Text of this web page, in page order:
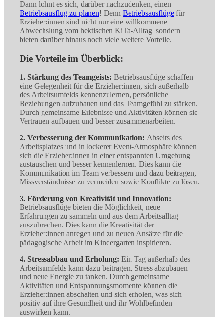
telefonisch, per E-Mail (info@herzbluttigerevents.de
viaWhatsAppzur Verfügung.
Dann lohnt es sich, darüber nachzudenken, einen
Betriebsausflug zu planen! Denn Betriebsausflüge für
Erzieher:innen sind nicht nur eine willkommene
Abwechslung vom hektischen KiTa-Alltag, sondern
bieten darüber hinaus noch viele weitere Vorteile.
Die Vorteile im Überblick:
1. Stärkung des Teamgeists: Betriebsausflüge schaffen
eine Gelegenheit für die Erzieher:innen, sich außerhalb
des Arbeitsumfelds kennenzulernen, persönliche
Beziehungen aufzubauen und das Teamgefühl zu stärken.
Durch gemeinsame Erlebnisse und Aktivitäten können sie
Vertrauen aufbauen und besser zusammenarbeiten.
2. Verbesserung der Kommunikation: Abseits des
Arbeitsplatzes und in lockerer Event-Atmosphäre können
sich die Erzieher:innen in einer entspannten Umgebung
austauschen und besser kennenlernen. Dies kann die
Kommunikation im Team verbessern und dazu beitragen,
Missverständnisse zu vermeiden sowie Konflikte zu lösen.
3. Förderung von Kreativität und Innovation:
Betriebsausflüge bieten die Möglichkeit, neue
Erfahrungen zu sammeln und aus dem Arbeitsalltag
auszubrechen. Dies kann die Kreativität der
Erzieher:innen anregen und zu neuen Ansätze für die
pädagogische Arbeit im Kindergarten inspirieren.
4. Stressabbau und Erholung: Ein Tag außerhalb des
Arbeitsumfelds kann dazu beitragen, Stress abzubauen
und neue Energie zu tanken. Durch gemeinsame
Aktivitäten und Entspannungsmomente können die
Erzieher:innen abschalten und sich erholen, was sich
positiv auf ihre Gesundheit und ihr Wohlbefinden
auswirken kann.